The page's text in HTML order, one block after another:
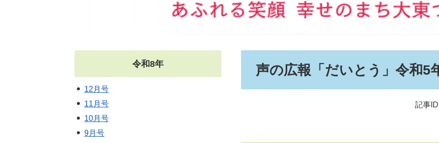
声の広報「だいとう」令和5
記事
令和8年
12月号
11月号
10月号
9月号